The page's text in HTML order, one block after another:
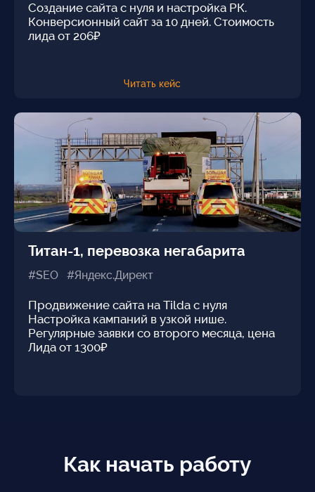
Создание сайта с нуля и настройка РК.
Конверсионный сайт за 10 дней. Стоимость
лида от 206₽
Читать кейс
Титан-1, перевозка негабарита
#SEO #Яндекс.Директ
Продвижение сайта на Tilda с нуля
Настройка кампаний в узкой нише.
Регулярные заявки со второго месяца, цена
Лида от 1300₽
Как начать работу